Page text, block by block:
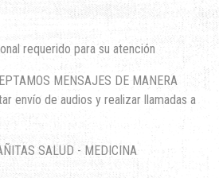
requerido para su atención
MENSAJES DE MANERA
envío de audios y realizar llamadas a
SALUD - MEDICINA